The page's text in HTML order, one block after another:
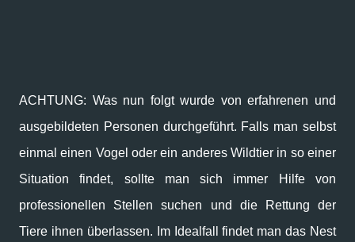
ACHTUNG: Was nun folgt wurde von erfahrenen und
ausgebildeten Personen durchgeführt. Falls man selbst
einmal einen Vogel oder ein anderes Wildtier in so einer
Situation findet, sollte man sich immer Hilfe von
professionellen Stellen suchen und die Rettung der
Tiere ihnen überlassen. Im Idealfall findet man das Nest